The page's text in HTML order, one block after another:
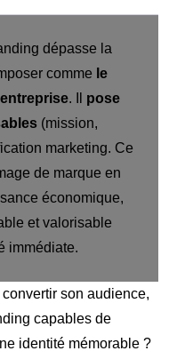
dépasse la
comme le
. Il pose
(mission,
marketing. Ce
de marque en
économique,
et valorisable
immédiate.
son audience,
capables de
identité mémorable ?